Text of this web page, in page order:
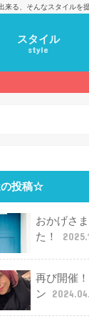
来る、そんなスタイルを
スタイル
style
投稿☆
おかげさ
た！
再び開催
ン